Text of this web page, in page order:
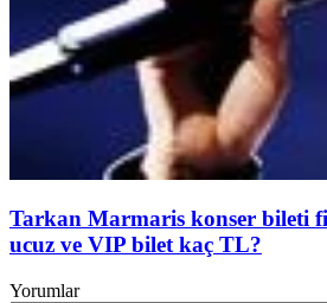
Tarkan Marmaris konser bileti
ucuz ve VIP bilet kaç TL?
Yorumlar